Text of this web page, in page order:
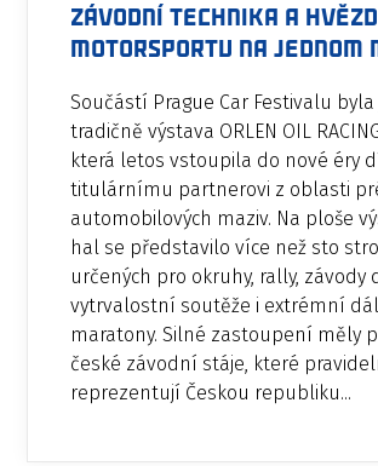
závodní technika a
motorsportu na jednom
Součástí Prague Car Festivalu byla
tradičně výstava ORLEN OIL RACING
která letos vstoupila do nové éry
titulárnímu partnerovi z oblasti
automobilových maziv. Na ploše
hal se představilo více než sto
určených pro okruhy, rally, závody
vytrvalostní soutěže i extrémní
maratony. Silné zastoupení měly
české závodní stáje, které
reprezentují Českou republiku...